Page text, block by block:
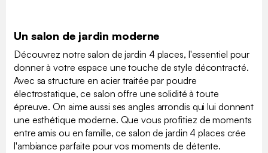
Un salon de jardin moderne
Découvrez notre salon de jardin 4 places, l'essentiel pour
donner à votre espace une touche de style décontracté.
Avec sa structure en acier traitée par poudre
électrostatique, ce salon offre une solidité à toute
épreuve. On aime aussi ses angles arrondis qui lui donnent
une esthétique moderne. Que vous profitiez de moments
entre amis ou en famille, ce salon de jardin 4 places crée
l'ambiance parfaite pour vos moments de détente.